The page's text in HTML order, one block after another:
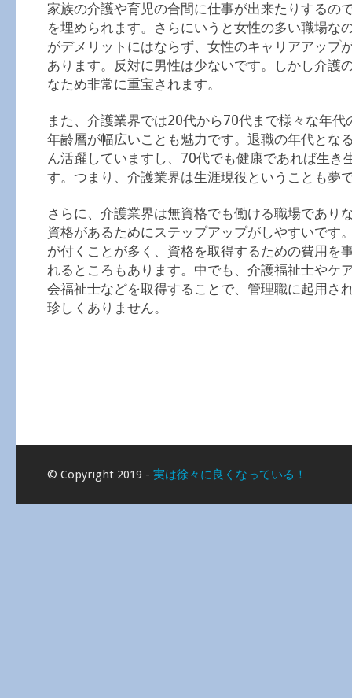
家族の介護や育児の合間に仕事が出来たりするの
を埋められます。さらにいうと女性の多い職場な
がデメリットにはならず、女性のキャリアアップ
あります。反対に男性は少ないです。しかし介護
なため非常に重宝されます。
また、介護業界では20代から70代まで様々な年代
年齢層が幅広いことも魅力です。退職の年代とな
ん活躍していますし、70代でも健康であれば生き
す。つまり、介護業界は生涯現役ということも夢
さらに、介護業界は無資格でも働ける職場であり
資格があるためにステップアップがしやすいです
が付くことが多く、資格を取得するための費用を
れるところもあります。中でも、介護福祉士やケ
会福祉士などを取得することで、管理職に起用さ
珍しくありません。
© Copyright 2019 - 実は徐々に良くなっている！